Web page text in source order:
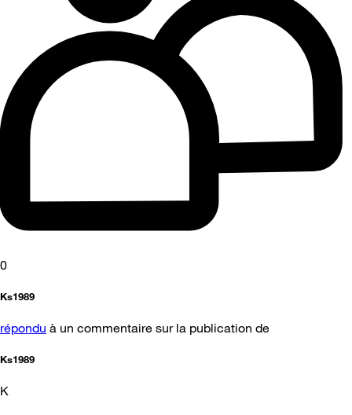
0
Ks1989
répondu à un commentaire sur la publication de
Ks1989
K